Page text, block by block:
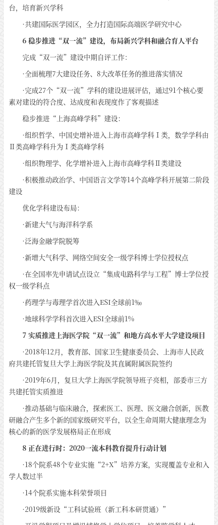
台，培育新兴学科
·共建国际医学园区，全力打造国际高端医学研究中心
6 稳步推进“双一流”建设，布局新兴学科和融合育人平台
完成“双一流”建设中期自评工作：
·全面梳理7大建设任务、8大改革任务的推进落实情况
·完成27个“双一流”学科的建设进展评估，通过91个核心要
素对建设的符合度、达成度和表现度作了客观描述
稳步推进“上海高峰学科”建设：
·组织哲学、中国史增补进入上海市高峰学科Ⅰ类，数学学科由
Ⅱ类高峰学科升为Ⅰ类高峰学科
·组织物理学、化学增补进入上海市高峰学科Ⅱ类建设
·积极推动政治学、中国语言文学等14个高峰学科开展第二阶段
建设
优化学科建设布局：
·新建大气与海洋科学系
·泛海金融学院脱筹
·新增大气科学、网络空间安全一级学科博士学位授权点
·在全国率先申请试点设立“集成电路科学与工程”博士学位授
权一级学科点
·药理学与毒理学首次进入ESI全球前1‰
·地球科学学科首次进入ESI全球前1%
7 实质推进上海医学院“双一流”和地方高水平大学建设项目
·2018年12月，教育部、国家卫生健康委员会、上海市人民政
府共建托管复旦大学上海医学院及其直属附属医院签约
·2019年6月，复旦大学上海医学院领导班子亮相，部委市三方
共建托管实质推进
·推动基础与临床融合，探索医工、医理、医文融合创新，医教
研融合产生多个新的国家级研究平台，以全生命周期大健康理念为
核心的新的医学发展格局正在形成
8 正在进行时：2020一流本科教育提升行动计划
·18个院系48个专业实施“2+X”培养方案，实现覆盖专业和入
学人数过半
·14个院系实施本科荣誉项目
·2019级新设“工科试验班（新工科本研贯通）”